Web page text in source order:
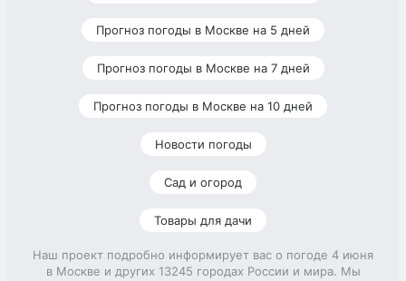
Прогноз погоды в Москве на 5 дней
Прогноз погоды в Москве на 7 дней
Прогноз погоды в Москве на 10 дней
Новости погоды
Сад и огород
Товары для дачи
Наш проект подробно информирует вас о погоде 4 июня
в Москве и других 13245 городах России и мира. Мы